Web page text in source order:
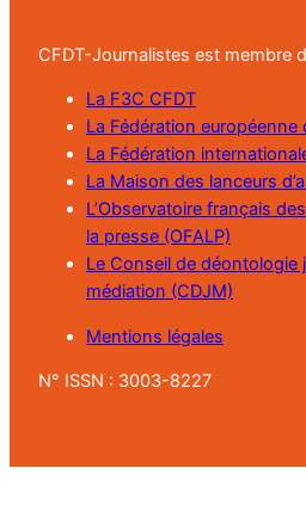
CFDT-Journalistes est membre
La F3C CFDT
La Fédération européenne
La Fédération
La Maison des lanceurs
L’Observatoire français
la presse (OFALP)
Le Conseil de déontologie
médiation (CDJM)
Mentions légales
N° ISSN : 3003-8227